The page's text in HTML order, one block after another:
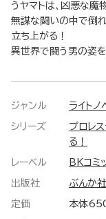
うヤマトは、凶悪な
無謀な闘いの中で倒
立ち上がる！
異世界で闘う男の姿
ジャンル ライトノ
シリーズ
プロレ
る！
レーベル BKコミ
出版社 ぶんか社
定価 本体